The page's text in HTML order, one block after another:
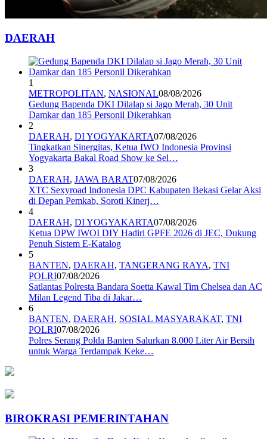
DAERAH
1
METROPOLITAN, NASIONAL08/08/2026
Gedung Bapenda DKI Dilalap si Jago Merah, 30 Unit
Damkar dan 185 Personil Dikerahkan
2
DAERAH, DI YOGYAKARTA07/08/2026
Tingkatkan Sinergitas, Ketua IWO Indonesia Provinsi
Yogyakarta Bakal Road Show ke Sel…
3
DAERAH, JAWA BARAT07/08/2026
XTC Sexyroad Indonesia DPC Kabupaten Bekasi Gelar Aksi
di Depan Pemkab, Soroti Kinerj…
4
DAERAH, DI YOGYAKARTA07/08/2026
Ketua DPW IWOI DIY Hadiri GPFE 2026 di JEC, Dukung
Penuh Sistem E-Katalog
5
BANTEN, DAERAH, TANGERANG RAYA, TNI
POLRI07/08/2026
Satlantas Polresta Bandara Soetta Kawal Tim Chelsea dan AC
Milan Legend Tiba di Jakar…
6
BANTEN, DAERAH, SOSIAL MASYARAKAT, TNI
POLRI07/08/2026
Polres Serang Polda Banten Salurkan 8.000 Liter Air Bersih
untuk Warga Terdampak Keke…
BIROKRASI PEMERINTAHAN